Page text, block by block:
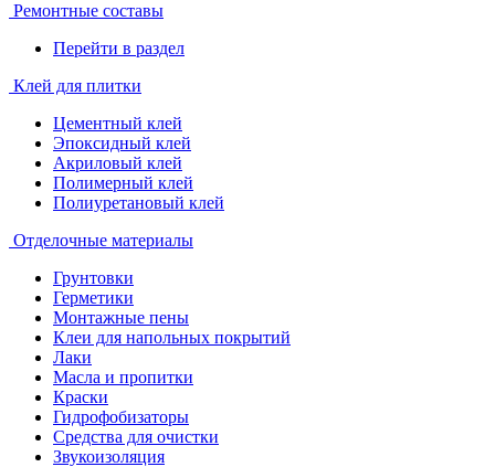
Ремонтные составы
Перейти в раздел
Клей для плитки
Цементный клей
Эпоксидный клей
Акриловый клей
Полимерный клей
Полиуретановый клей
Отделочные материалы
Грунтовки
Герметики
Монтажные пены
Клеи для напольных покрытий
Лаки
Масла и пропитки
Краски
Гидрофобизаторы
Средства для очистки
Звукоизоляция